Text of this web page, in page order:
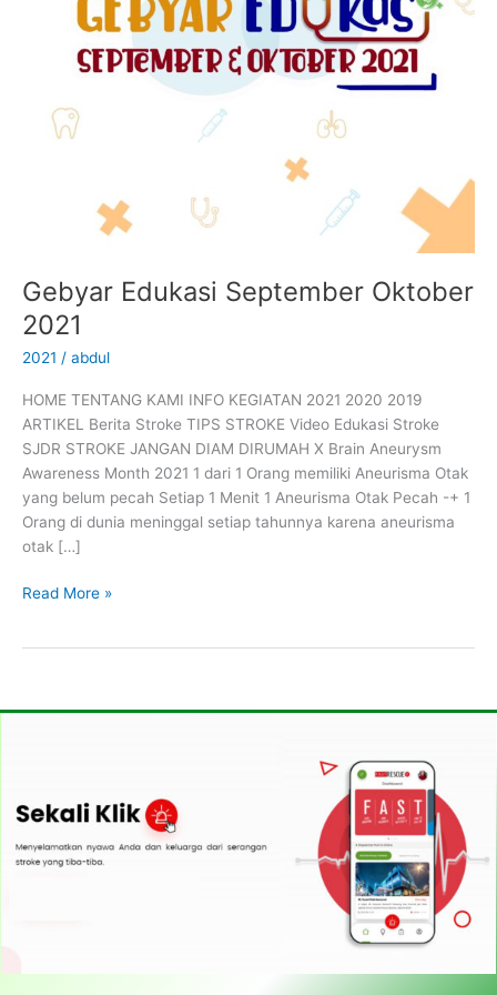
Gebyar Edukasi September Oktober
2021
2021 / abdul
HOME TENTANG KAMI INFO KEGIATAN 2021 2020 2019
ARTIKEL Berita Stroke TIPS STROKE Video Edukasi Stroke
SJDR STROKE JANGAN DIAM DIRUMAH X Brain Aneurysm
Awareness Month​ 2021 1 dari 1 Orang memiliki Aneurisma Otak
yang belum pecah Setiap 1 Menit 1 Aneurisma Otak Pecah -+ 1
Orang di dunia meninggal setiap tahunnya karena aneurisma
otak […]
Read More »